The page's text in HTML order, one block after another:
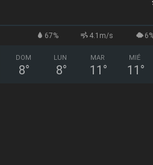
67% 4.1m/s
DOM
8°
LUN
8°
MAR
11 °
MIÉ
11 °